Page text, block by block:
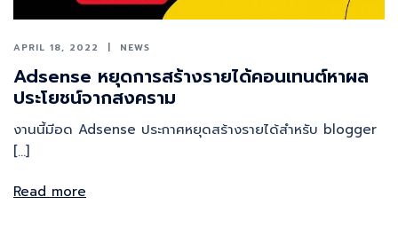
APRIL 18, 2022 NEWS
Adsense หยุดการสร้างรายได้คอนเทนต์หาผล
ประโยชน์จากสงคราม
งานนี้มีอด Adsense ประกาศหยุดสร้างรายได้สำหรับ blogger
[…]
Read more